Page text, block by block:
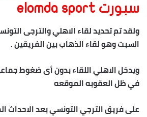
سبورت elomda sport
السبت وهو لقاء الذهاب بين الفريقين .
ويدخل الاهلي اللقاء بدون أى ضغوط
في ظل العقوبه الموقعه
على فريق الترجي التونسي بعد